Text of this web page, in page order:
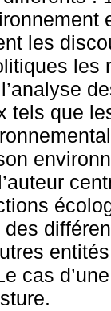
les
les
tels que
cas